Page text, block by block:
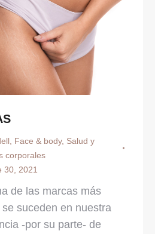
Face & body, Salud y
corporales
30, 2021
de las marcas más
suceden en nuestra
-por su parte- de